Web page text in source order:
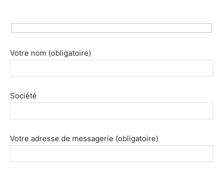
laisser
champ
vide.
Votre nom (obligatoire)
Société
Votre adresse de messagerie (obligatoire)